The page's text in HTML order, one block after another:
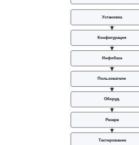
Установка
Конфигурация
Инфобаза
Пользователи
Оборуд.
Резерв
Тестирование